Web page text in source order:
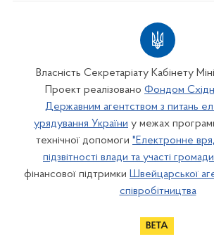
Власність Секретаріату Кабінету
Проект реалізовано Фондом
Державним агентством з питань
урядування України у межах
технічної допомоги "Електронне
підзвітності влади та участі
фінансової підтримки Швейцарської
співробітництва